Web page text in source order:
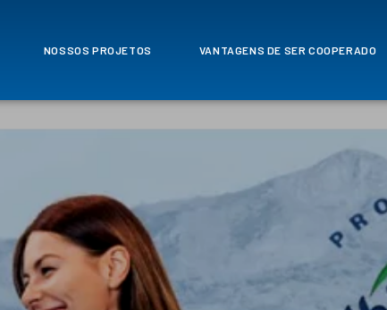
NOSSOS PROJETOS VANTAGENS DE SER COOPERADO